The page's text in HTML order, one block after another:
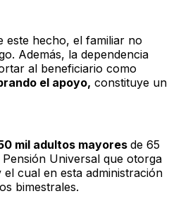
este hecho, el familiar no
Además, la dependencia
al beneficiario como
el apoyo, constituye un
mil adultos mayores de 65
Universal que otorga
cual en esta administración
bimestrales.